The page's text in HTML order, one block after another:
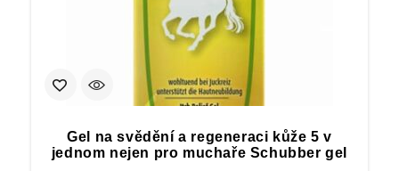
Gel na svědění a regeneraci kůže 5 v
jednom nejen pro muchaře Schubber gel